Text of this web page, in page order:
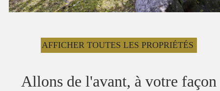
AFFICHER TOUTES LES PROPRIÉTÉS
Allons de l'avant, à votre façon